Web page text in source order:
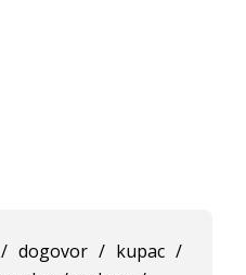
/ dogovor / kupac /